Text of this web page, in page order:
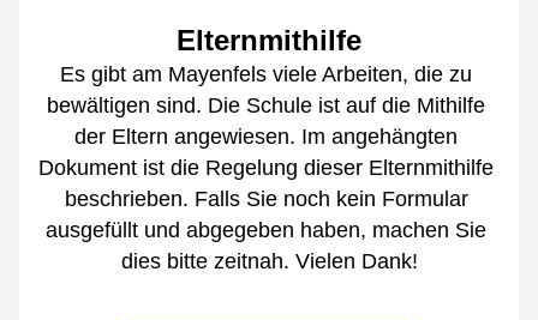
Elternmithilfe
Es gibt am Mayenfels viele Arbeiten, die zu
bewältigen sind. Die Schule ist auf die Mithilfe
der Eltern angewiesen. Im angehängten
Dokument ist die Regelung dieser Elternmithilfe
beschrieben. Falls Sie noch kein Formular
ausgefüllt und abgegeben haben, machen Sie
dies bitte zeitnah. Vielen Dank!